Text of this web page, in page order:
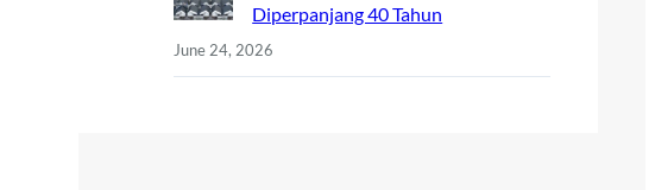
Diperpanjang 40 Tahun
June 24, 2026